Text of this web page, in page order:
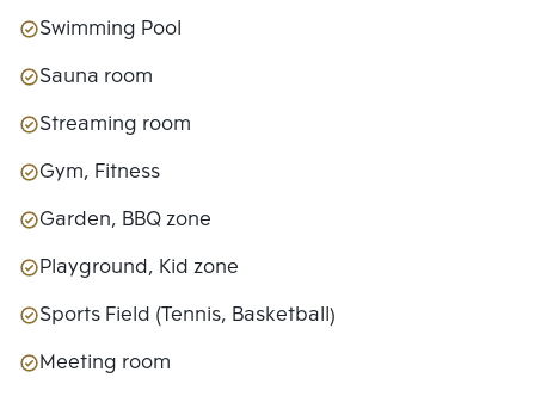
Swimming Pool
Sauna room
Streaming room
Gym, Fitness
Garden, BBQ zone
Playground, Kid zone
Sports Field (Tennis, Basketball)
Meeting room